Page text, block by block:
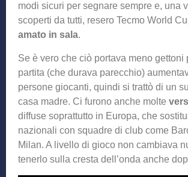
modi sicuri per segnare sempre e, una
scoperti da tutti, resero Tecmo World
amato in sala.
Se è vero che ciò portava meno gettoni
partita (che durava parecchio)
persone giocanti, quindi si trattò di un
casa madre. Ci furono anche molte
diffuse soprattutto in Europa, che
nazionali con squadre di club come
Milan. A livello di gioco non cambiava
tenerlo sulla cresta dell’onda anche